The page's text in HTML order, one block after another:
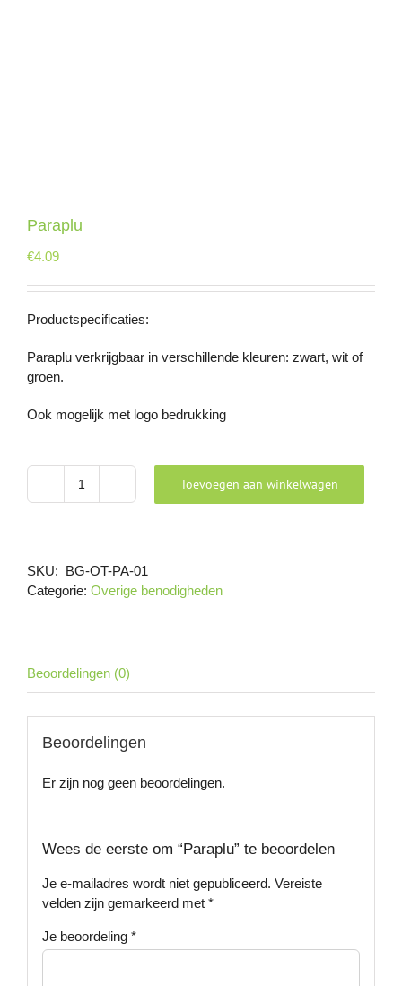
Paraplu
€4.09
Productspecificaties:
Paraplu verkrijgbaar in verschillende kleuren: zwart, wit of
groen.
Ook mogelijk met logo bedrukking
Paraplu
Toevoegen aan winkelwagen
SKU: BG-OT-PA-01
Categorie: Overige benodigheden
Beoordelingen (0)
Beoordelingen
Er zijn nog geen beoordelingen.
Wees de eerste om “Paraplu” te beoordelen
Je e-mailadres wordt niet gepubliceerd. Vereiste
velden zijn gemarkeerd met *
Je beoordeling *